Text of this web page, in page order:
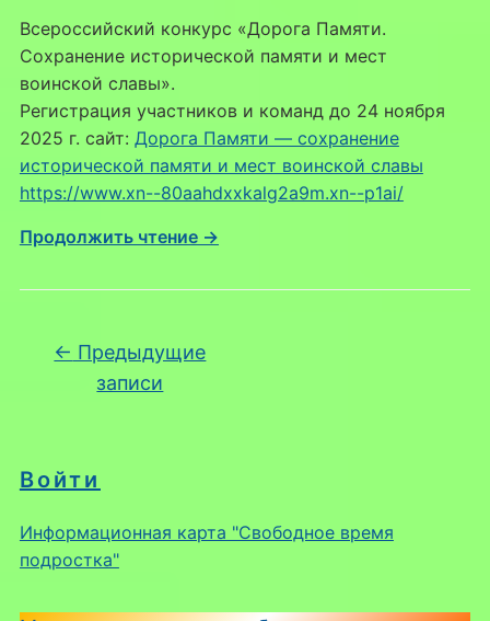
Войти
Информационная карта "Свободное время
подростка"
Всероссийский конкурс «Дорога Памяти.
Сохранение исторической памяти и мест
воинской славы».
Регистрация участников и команд до 24 ноября
2025 г. сайт: Дорога Памяти — cохранение
исторической памяти и мест воинской славы
https://www.xn--80aahdxxkalg2a9m.xn--p1ai/
Продолжить чтение →
Навигация по записям
← Предыдущие
записи